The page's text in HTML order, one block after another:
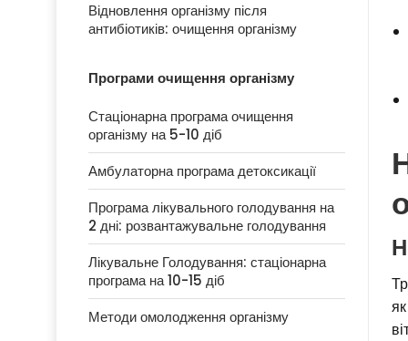
Відновлення організму після
антибіотиків: очищення організму
Програми очищення організму
Стаціонарна програма очищення
організму на 5-10 діб
Амбулаторна програма детоксикації
Програма лікувального голодування на
2 дні: розвантажувальне голодування
Лікувальне Голодування: стаціонарна
програма на 10-15 діб
Методи омолодження організму